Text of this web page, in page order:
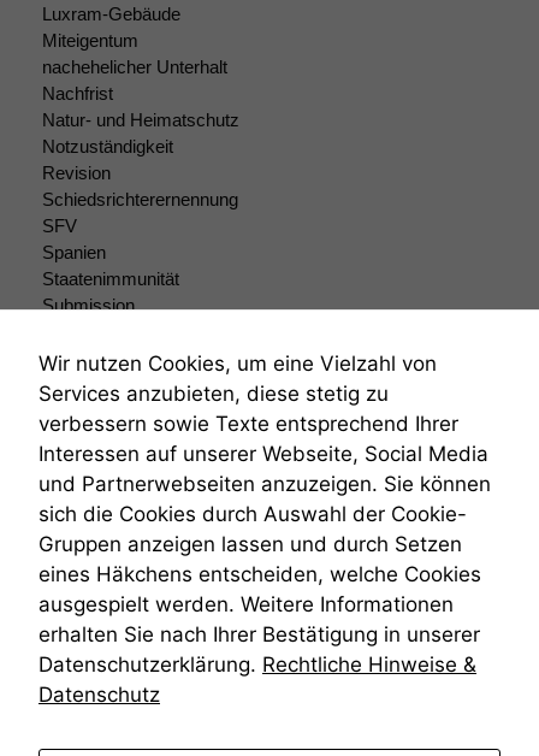
Luxram-Gebäude
Miteigentum
nachehelicher Unterhalt
Nachfrist
Natur- und Heimatschutz
Notzuständigkeit
Revision
Schiedsrichterernennung
SFV
Spanien
Staatenimmunität
Submission
Teilungsklage
Venezuela
VRK
Wiederherstellungsanordnung
Zivilprozessordnung
ZPO
Zustellfiktion
Zuständigkeit
Öffentliches Personalrecht
Öffentlichkeitsprinzip
Wir nutzen Cookies, um eine Vielzahl von
Services anzubieten, diese stetig zu
verbessern sowie Texte entsprechend Ihrer
Interessen auf unserer Webseite, Social Media
und Partnerwebseiten anzuzeigen. Sie können
sich die Cookies durch Auswahl der Cookie-
Gruppen anzeigen lassen und durch Setzen
eines Häkchens entscheiden, welche Cookies
ausgespielt werden. Weitere Informationen
erhalten Sie nach Ihrer Bestätigung in unserer
Datenschutzerklärung. Rechtliche Hinweise &
Datenschutz
marketingtechnische
durchführen zu
können. Diese helfen
uns, unsere Website
zu verbessern.